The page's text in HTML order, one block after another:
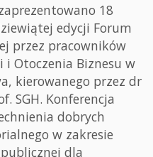
18
edycji Forum
przez pracowników
i Otoczenia Biznesu w
kierowanego przez dr
SGH. Konferencja
dobrych
w zakresie
dla